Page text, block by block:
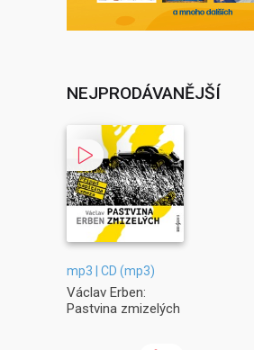
NEJPRODÁVANĚJŠÍ
mp3 | CD (mp3)
Václav Erben:
Pastvina zmizelých